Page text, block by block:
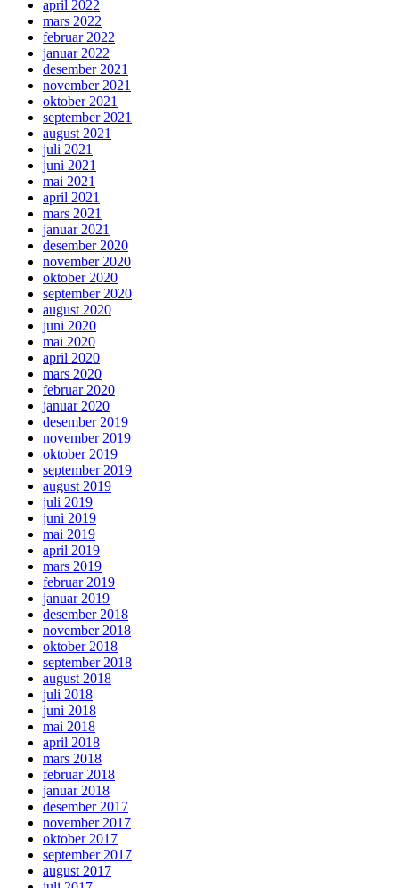
april 2022
mars 2022
februar 2022
januar 2022
desember 2021
november 2021
oktober 2021
september 2021
august 2021
juli 2021
juni 2021
mai 2021
april 2021
mars 2021
januar 2021
desember 2020
november 2020
oktober 2020
september 2020
august 2020
juni 2020
mai 2020
april 2020
mars 2020
februar 2020
januar 2020
desember 2019
november 2019
oktober 2019
september 2019
august 2019
juli 2019
juni 2019
mai 2019
april 2019
mars 2019
februar 2019
januar 2019
desember 2018
november 2018
oktober 2018
september 2018
august 2018
juli 2018
juni 2018
mai 2018
april 2018
mars 2018
februar 2018
januar 2018
desember 2017
november 2017
oktober 2017
september 2017
august 2017